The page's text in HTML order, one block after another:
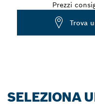
Prezzi
Trova
SELEZIONA